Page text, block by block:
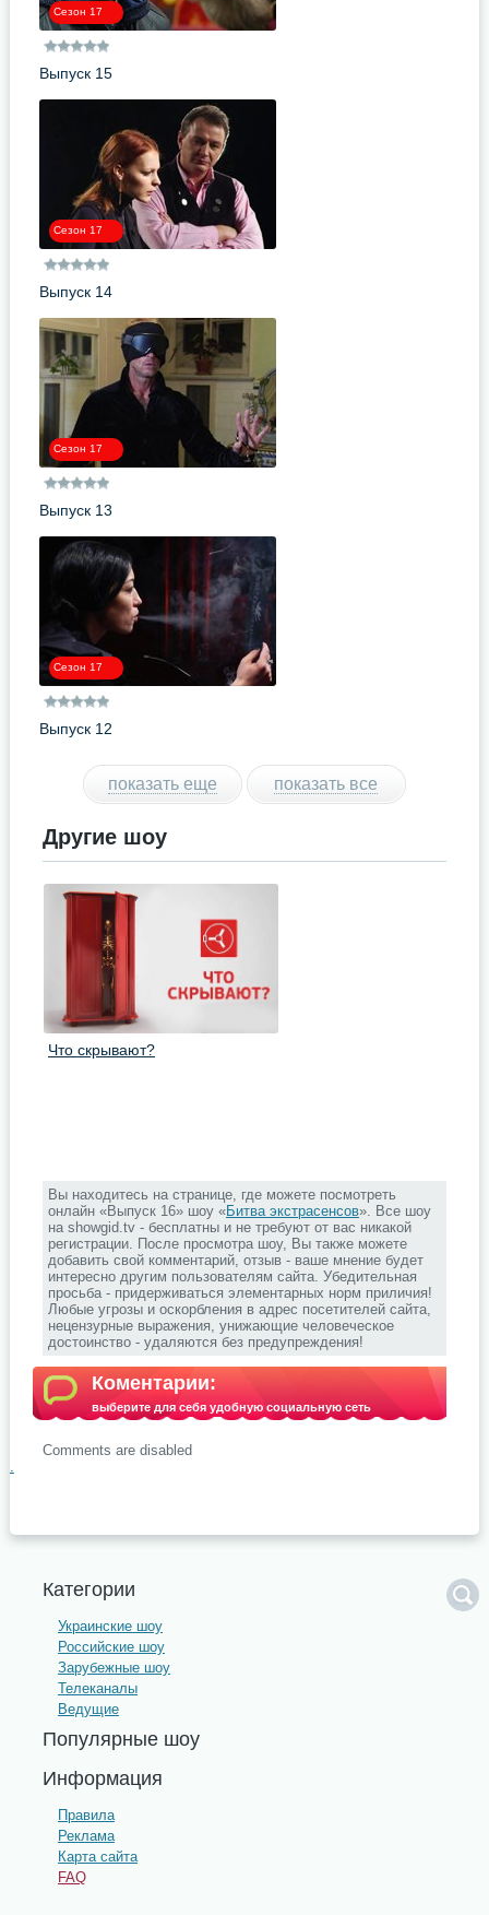
Сезон 17
Выпуск 15
Сезон 17
Выпуск 14
Сезон 17
Выпуск 13
Сезон 17
Выпуск 12
показать еще показать все
Другие шоу
Что скрывают?
Вы находитесь на странице, где можете посмотреть
онлайн «Выпуск 16» шоу «Битва экстрасенсов». Все шоу
на showgid.tv - бесплатны и не требуют от вас никакой
регистрации. После просмотра шоу, Вы также можете
добавить свой комментарий, отзыв - ваше мнение будет
интересно другим пользователям сайта. Убедительная
просьба - придерживаться элементарных норм приличия!
Любые угрозы и оскорбления в адрес посетителей сайта,
нецензурные выражения, унижающие человеческое
достоинство - удаляются без предупреждения!
Коментарии:
выберите для себя удобную социальную сеть
Comments are disabled
.
Категории
Украинские шоу
Российские шоу
Зарубежные шоу
Телеканалы
Ведущие
Популярные шоу
Информация
Правила
Реклама
Карта сайта
FAQ